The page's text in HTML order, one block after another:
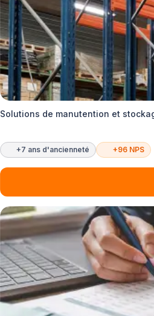
Solutions de manutention et
+7 ans d'ancienneté +96 NPS